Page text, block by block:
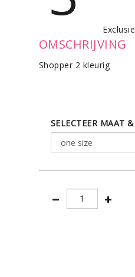
OMSCHRIJVING
Shopper 2 kleurig
SELECTEER MAAT